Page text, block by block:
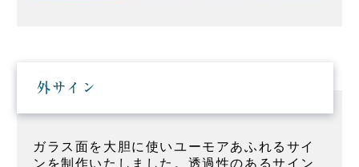
外サイン
ガラス面を大胆に使いユーモアあふれるサイ
ンを制作いたしました。透過性のあるサイン